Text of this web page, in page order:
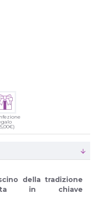
della tradizione
in chiave